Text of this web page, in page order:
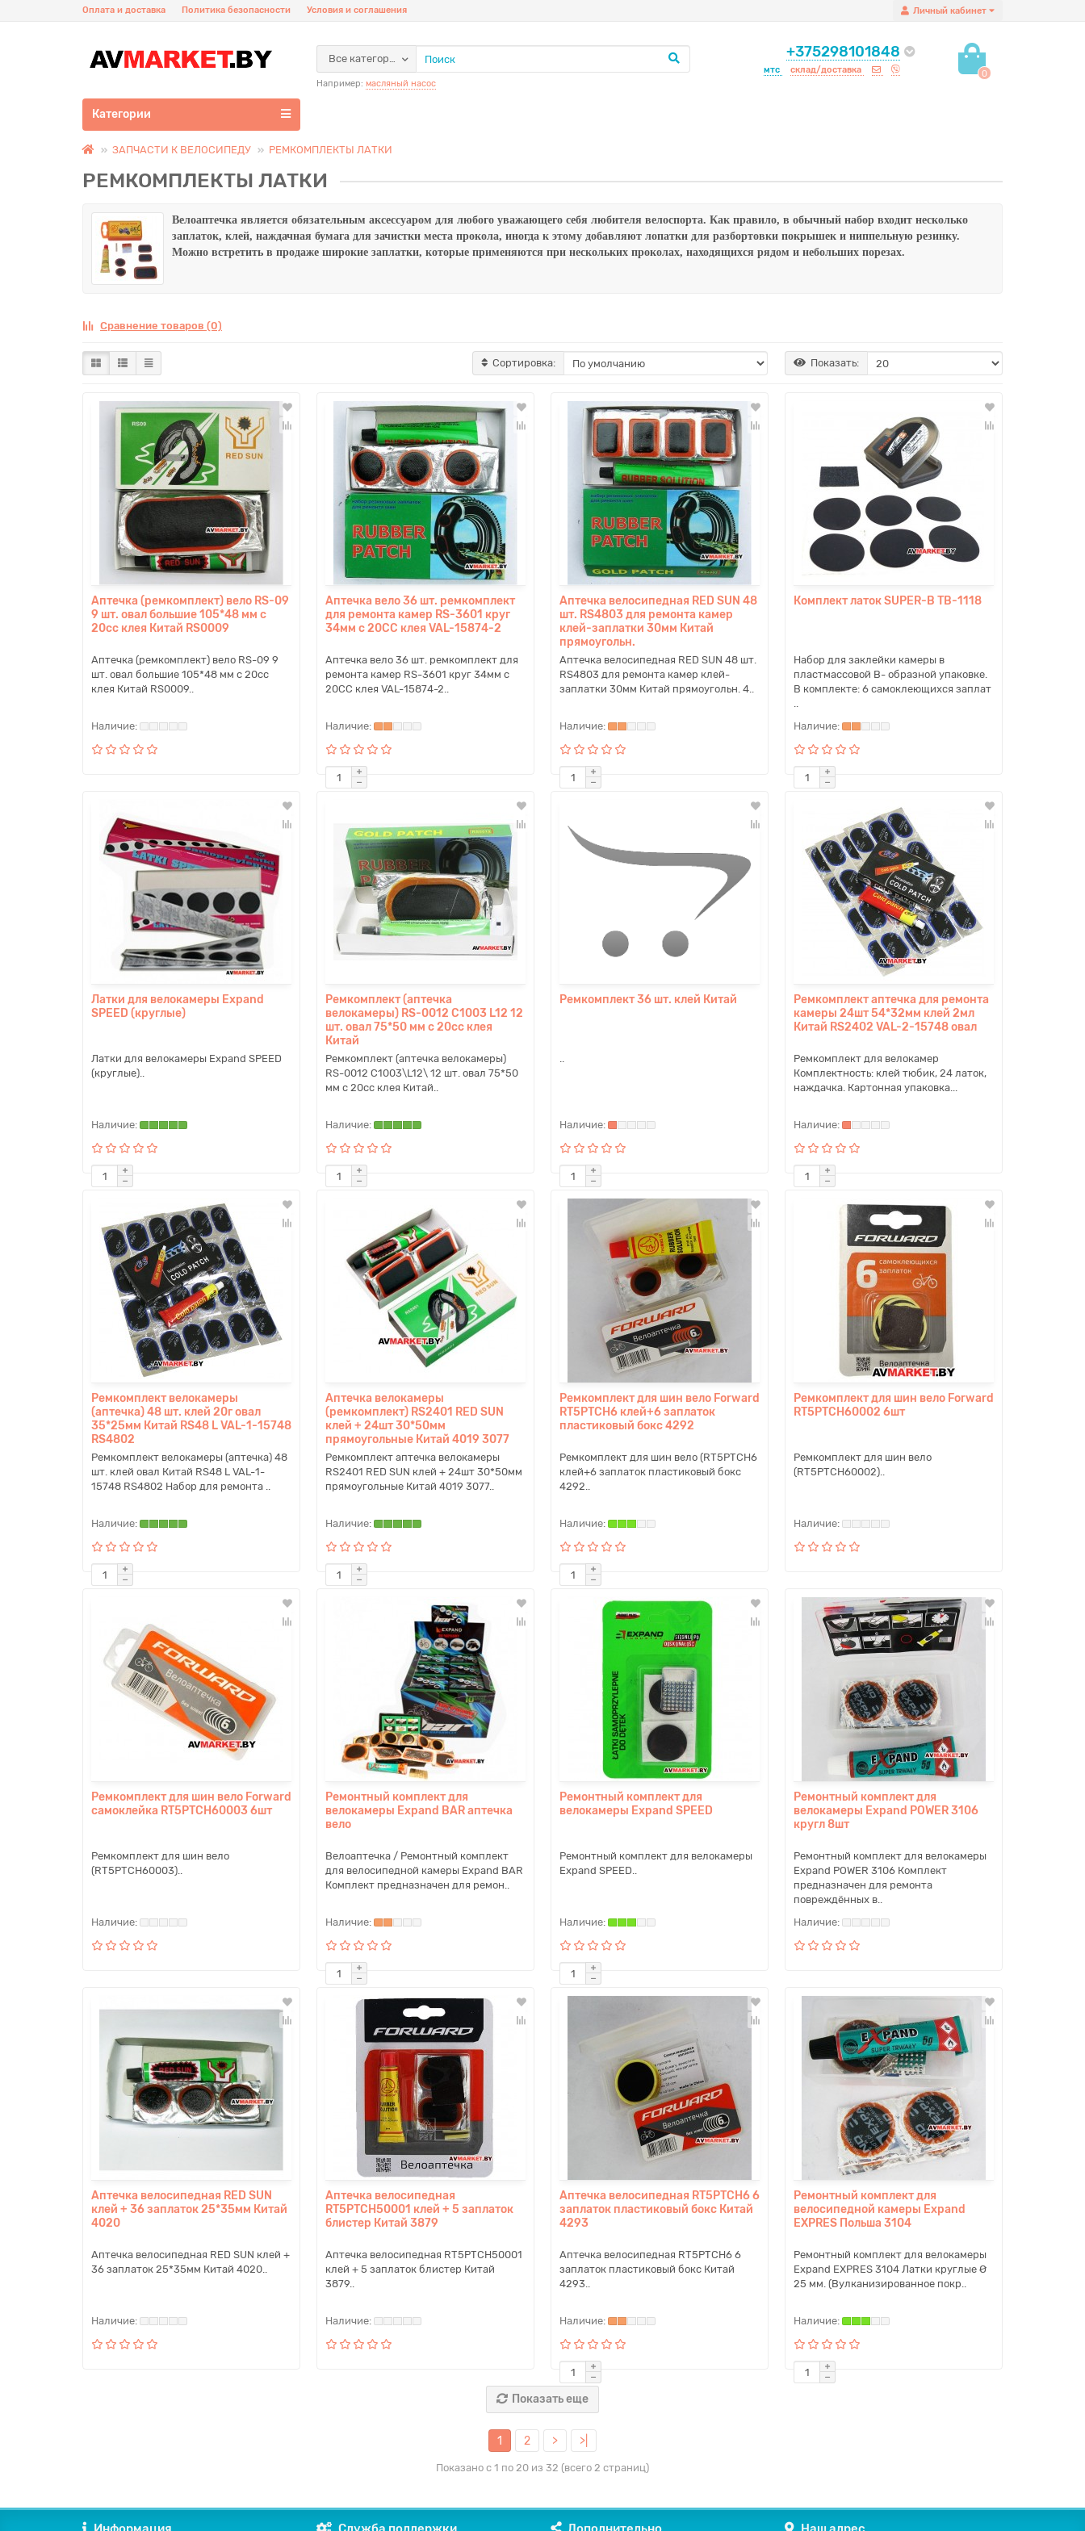
Личный кабинет
Оплата и доставка Политика безопасности Условия и соглашения
+375298101848
мтс склад/доставка 0
Все категории
Например: масляный насос
Категории
ЗАПЧАСТИ К ВЕЛОСИПЕДУ РЕМКОМПЛЕКТЫ ЛАТКИ
РЕМКОМПЛЕКТЫ ЛАТКИ
Велоаптечка является обязательным аксессуаром для любого уважающего себя любителя велоспорта. Как правило, в обычный набор входит несколько
заплаток, клей, наждачная бумага для зачистки места прокола, иногда к этому добавляют лопатки для разбортовки покрышек и ниппельную резинку.
Можно встретить в продаже широкие заплатки, которые применяются при нескольких проколах, находящихся рядом и небольших порезах.
Сравнение товаров (0)
Сортировка: Показать:
Аптечка (ремкомплект) вело RS-09
9 шт. овал большие 105*48 мм с
20сс клея Китай RS0009
Аптечка (ремкомплект) вело RS-09 9
шт. овал большие 105*48 мм с 20сс
клея Китай RS0009..
Аптечка вело 36 шт. ремкомплект
для ремонта камер RS-3601 круг
34мм с 20СС клея VAL-15874-2
Аптечка вело 36 шт. ремкомплект для
ремонта камер RS-3601 круг 34мм с
20СС клея VAL-15874-2..
Аптечка велосипедная RED SUN 48
шт. RS4803 для ремонта камер
клей-заплатки 30мм Китай
прямоугольн.
Аптечка велосипедная RED SUN 48 шт.
RS4803 для ремонта камер клей-
заплатки 30мм Китай прямоугольн. 4..
Комплект латок SUPER-B TB-1118
Набор для заклейки камеры в
пластмассовой В- образной упаковке.
В комплекте: 6 самоклеющихся заплат
..
Латки для велокамеры Expand
SPEED (круглые)
Латки для велокамеры Expand SPEED
(круглые)..
Ремкомплект (аптечка
велокамеры) RS-0012 C1003 L12 12
шт. овал 75*50 мм с 20сс клея
Китай
Ремкомплект (аптечка велокамеры)
RS-0012 C1003\L12\ 12 шт. овал 75*50
мм с 20сс клея Китай..
Ремкомплект 36 шт. клей Китай
..
Ремкомплект аптечка для ремонта
камеры 24шт 54*32мм клей 2мл
Китай RS2402 VAL-2-15748 овал
Ремкомплект для велокамер
Комплектность: клей тюбик, 24 латок,
наждачка. Картонная упаковка...
Ремкомплект велокамеры
(аптечка) 48 шт. клей 20г овал
35*25мм Китай RS48 L VAL-1-15748
RS4802
Ремкомплект велокамеры (аптечка) 48
шт. клей овал Китай RS48 L VAL-1-
15748 RS4802 Набор для ремонта ..
Аптечка велокамеры
(ремкомплект) RS2401 RED SUN
клей + 24шт 30*50мм
прямоугольные Китай 4019 3077
Ремкомплект аптечка велокамеры
RS2401 RED SUN клей + 24шт 30*50мм
прямоугольные Китай 4019 3077..
Ремкомплект для шин вело Forward
RT5PTCH6 клей+6 заплаток
пластиковый бокс 4292
Ремкомплект для шин вело (RT5PTCH6
клей+6 заплаток пластиковый бокс
4292..
Ремкомплект для шин вело Forward
RT5PTCH60002 6шт
Ремкомплект для шин вело
(RT5PTCH60002)..
Ремкомплект для шин вело Forward
самоклейка RT5PTCH60003 6шт
Ремкомплект для шин вело
(RT5PTCH60003)..
Ремонтный комплект для
велокамеры Expand BAR аптечка
вело
Велоаптечка / Ремонтный комплект
для велосипедной камеры Expand BAR
Комплект предназначен для ремон..
Ремонтный комплект для
велокамеры Expand SPEED
Ремонтный комплект для велокамеры
Expand SPEED..
Ремонтный комплект для
велокамеры Expand POWER 3106
кругл 8шт
Ремонтный комплект для велокамеры
Expand POWER 3106 Комплект
предназначен для ремонта
повреждённых в..
Аптечка велосипедная RED SUN
клей + 36 заплаток 25*35мм Китай
4020
Аптечка велосипедная RED SUN клей +
36 заплаток 25*35мм Китай 4020..
Аптечка велосипедная
RT5PTCH50001 клей + 5 заплаток
блистер Китай 3879
Аптечка велосипедная RT5PTCH50001
клей + 5 заплаток блистер Китай
3879..
Аптечка велосипедная RT5PTCH6 6
заплаток пластиковый бокс Китай
4293
Аптечка велосипедная RT5PTCH6 6
заплаток пластиковый бокс Китай
4293..
Ремонтный комплект для
велосипедной камеры Expand
EXPRES Польша 3104
Ремонтный комплект для велокамеры
Expand EXPRES 3104 Латки круглые Ø
25 мм. (Вулканизированное покр..
Показать еще
1 2 > >|
Показано с 1 по 20 из 32 (всего 2 страниц)